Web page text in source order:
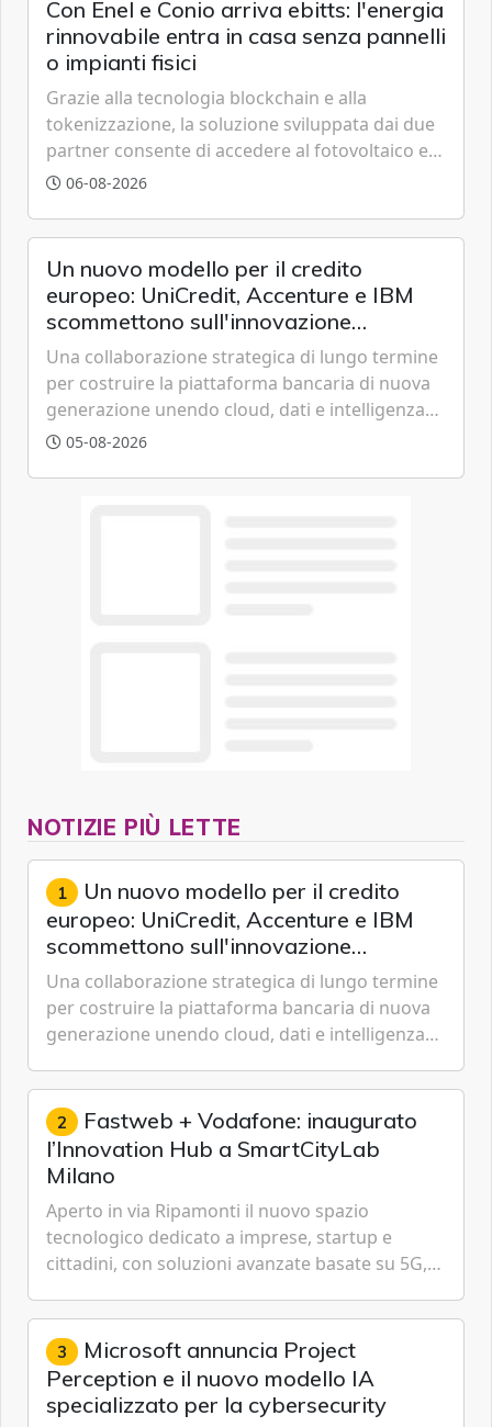
Con Enel e Conio arriva ebitts: l'energia
rinnovabile entra in casa senza pannelli
o impianti fisici
Grazie alla tecnologia blockchain e alla
tokenizzazione, la soluzione sviluppata dai due
partner consente di accedere al fotovoltaico e
all'eolico ottenendo risparmi diretti in bolletta,
06-08-2026
Un nuovo modello per il credito
europeo: UniCredit, Accenture e IBM
scommettono sull'innovazione
tecnologica
Una collaborazione strategica di lungo termine
per costruire la piattaforma bancaria di nuova
generazione unendo cloud, dati e intelligenza
artificiale.
05-08-2026
NOTIZIE PIÙ LETTE
1 Un nuovo modello per il credito
europeo: UniCredit, Accenture e IBM
scommettono sull'innovazione
tecnologica
Una collaborazione strategica di lungo termine
per costruire la piattaforma bancaria di nuova
generazione unendo cloud, dati e intelligenza
2 Fastweb + Vodafone: inaugurato
l’Innovation Hub a SmartCityLab
Milano
Aperto in via Ripamonti il nuovo spazio
tecnologico dedicato a imprese, startup e
cittadini, con soluzioni avanzate basate su 5G,
Cybersecurity.
3 Microsoft annuncia Project
Perception e il nuovo modello IA
specializzato per la cybersecurity